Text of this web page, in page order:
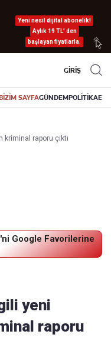
Yeni nesil dijital abonelik!
Aylık 19 TL’ den
başlayan fiyatlarla.
GİRİŞ
SAYFAGÜNDEMPOLİTİKA
raporu çıktı
Google Favorilerine
yeni
raporu